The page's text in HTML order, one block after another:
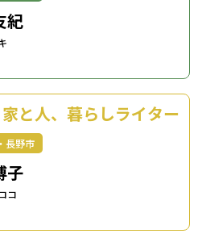
紀
と人、暮らしライター
長野市
子
コ